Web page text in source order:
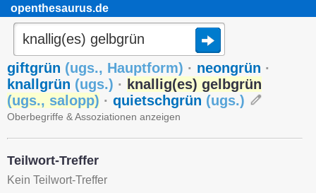
openthesaurus.de
giftgrün (ugs., Hauptform) · neongrün ·
knallgrün (ugs.) · knallig(es) gelbgrün
(ugs., salopp) · quietschgrün (ugs.)
Oberbegriffe & Assoziationen anzeigen
Teilwort-Treffer
Kein Teilwort-Treffer